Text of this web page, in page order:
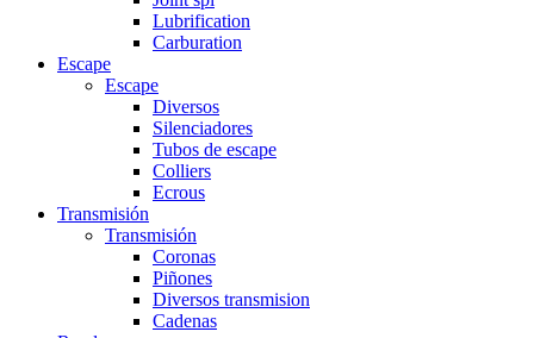
Lubrification
Carburation
Escape
Escape
Diversos
Silenciadores
Tubos de escape
Colliers
Ecrous
Transmisión
Transmisión
Coronas
Piñones
Diversos transmision
Cadenas